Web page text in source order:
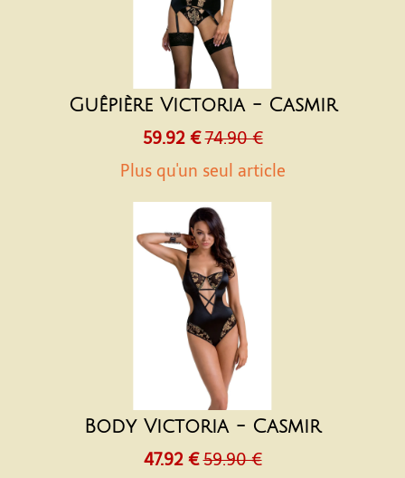
Guêpière Victoria - Casmir
59.92 € 74.90 €
Plus qu'un seul article
Body Victoria - Casmir
47.92 € 59.90 €